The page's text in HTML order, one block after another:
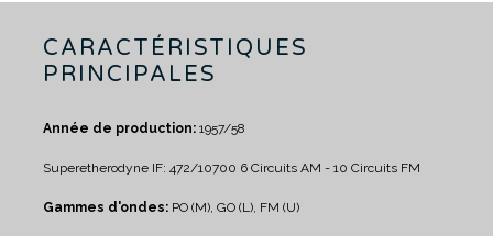
CARACTÉRISTIQUES
PRINCIPALES
Année de production: 1957/58
Superetherodyne IF: 472/10700 6 Circuits AM - 10 Circuits FM
Gammes d'ondes: PO (M), GO (L), FM (U)